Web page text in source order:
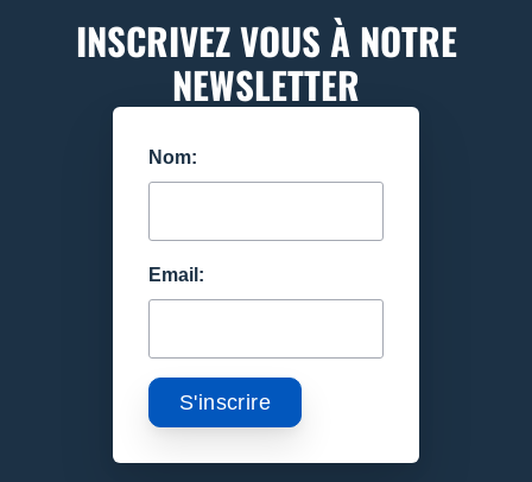
INSCRIVEZ VOUS À NOTRE
NEWSLETTER
Nom:
Email: